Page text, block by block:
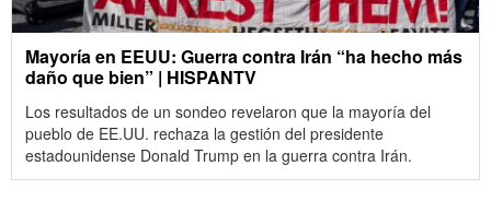
Mayoría en EEUU: Guerra contra Irán “ha hecho más
daño que bien” | HISPANTV
Los resultados de un sondeo revelaron que la mayoría del
pueblo de EE.UU. rechaza la gestión del presidente
estadounidense Donald Trump en la guerra contra Irán.